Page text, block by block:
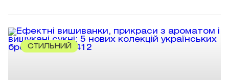
СТИЛЬНИЙ